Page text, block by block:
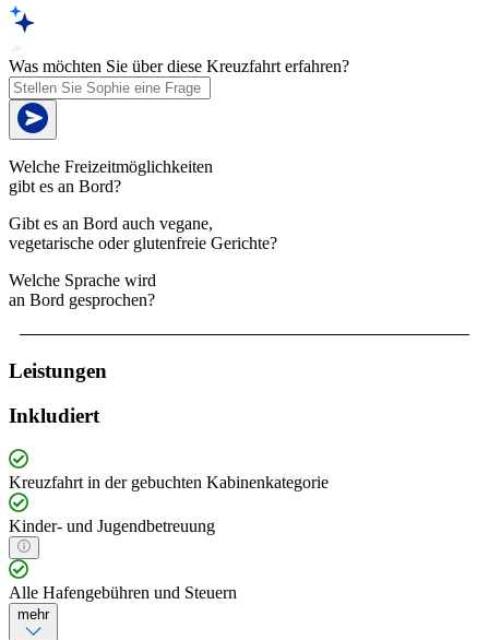
Was möchten Sie über diese Kreuzfahrt erfahren?
Welche Freizeitmöglichkeiten
gibt es an Bord?
Gibt es an Bord auch vegane,
vegetarische oder glutenfreie Gerichte?
Welche Sprache wird
an Bord gesprochen?
Leistungen
Inkludiert
Kreuzfahrt in der gebuchten Kabinenkategorie
Kinder- und Jugendbetreuung
Alle Hafengebühren und Steuern
mehr